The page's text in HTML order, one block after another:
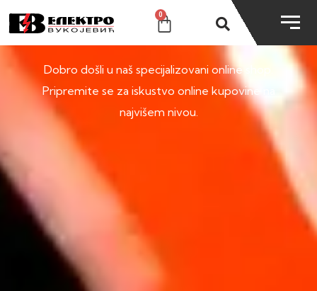
0
SHOP
Dobro došli u naš specijalizovani online shop.
Pripremite se za iskustvo online kupovine na
najvišem nivou.